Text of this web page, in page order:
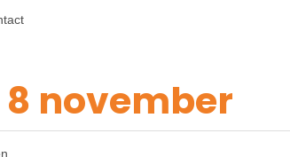
november